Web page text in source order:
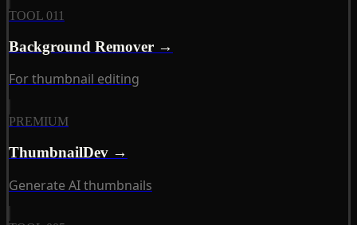
TOOL 011
Background Remover →
For thumbnail editing
PREMIUM
ThumbnailDev →
Generate AI thumbnails